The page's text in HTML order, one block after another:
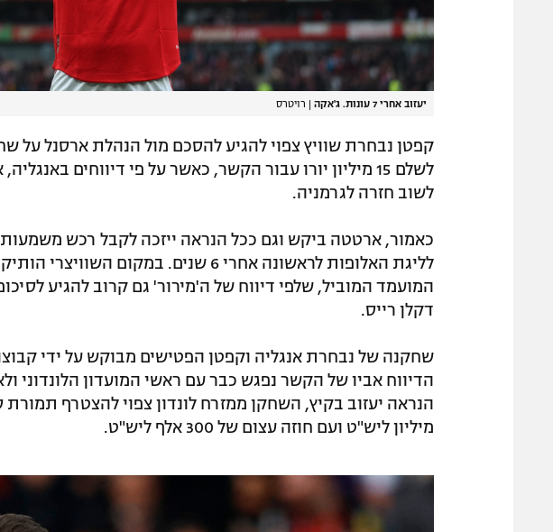
יעזוב אחרי 7 עונות. ג'אקה | רויטרס
קפטן נבחרת שוויץ צפוי להגיע להסכם מול הנהלת ארסנל על
לשלם 15 מיליון יורו עבור הקשר, כאשר על פי דיווחים
לשוב חזרה לגרמניה.
כאמור, ארטטה ביקש וגם ככל הנראה ייזכה לקבל רכש
לליגת האלופות לראשונה אחרי 6 שנים.
המועמד המוביל, שלפי דיווח של ה'מירור' גם קרוב להגיע
דקלן רייס.
שחקנה של נבחרת אנגליה וקפטן הפטישים מבוקש על ידי
הדיווח אביו של הקשר נפגש כבר עם ראשי המועדון הלונדוני
מיליון ליש"ט ועם חוזה עצום של 300 אלף ליש"ט.